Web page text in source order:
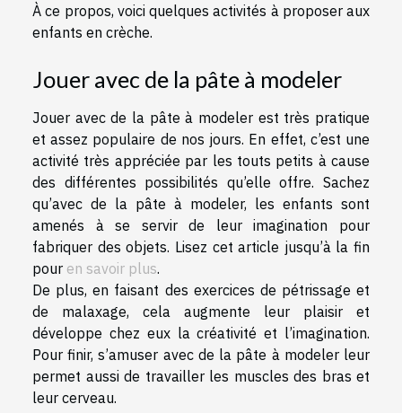
À ce propos, voici quelques activités à proposer aux
enfants en crèche.
Jouer avec de la pâte à modeler
Jouer avec de la pâte à modeler est très pratique
et assez populaire de nos jours. En effet, c’est une
activité très appréciée par les touts petits à cause
des différentes possibilités qu’elle offre. Sachez
qu’avec de la pâte à modeler, les enfants sont
amenés à se servir de leur imagination pour
fabriquer des objets. Lisez cet article jusqu’à la fin
pour en savoir plus.
De plus, en faisant des exercices de pétrissage et
de malaxage, cela augmente leur plaisir et
développe chez eux la créativité et l’imagination.
Pour finir, s’amuser avec de la pâte à modeler leur
permet aussi de travailler les muscles des bras et
leur cerveau.